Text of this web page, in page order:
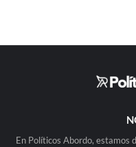
En Políticos Abordo, estamos